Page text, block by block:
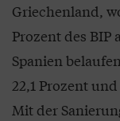
Griechenland,
Prozent des
Spanien
22,1 Prozent
Mit der